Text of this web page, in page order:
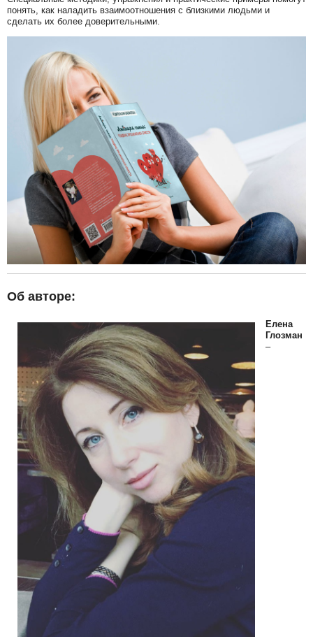
понять, как наладить взаимоотношения с близкими людьми и
сделать их более доверительными.
Об авторе:
Елена
Глозман
–